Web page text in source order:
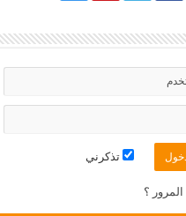
تذكرني
؟